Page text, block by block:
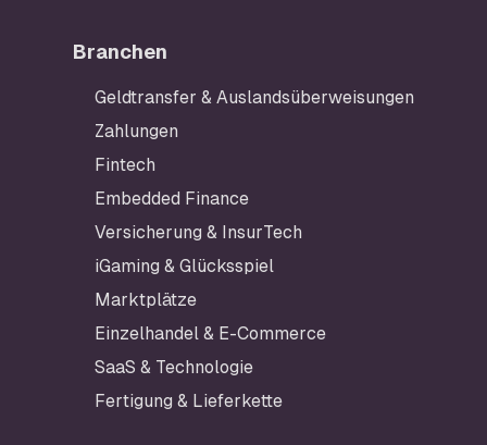
Branchen
Geldtransfer & Auslandsüberweisungen
Zahlungen
Fintech
Embedded Finance
Versicherung & InsurTech
iGaming & Glücksspiel
Marktplätze
Einzelhandel & E-Commerce
SaaS & Technologie
Fertigung & Lieferkette